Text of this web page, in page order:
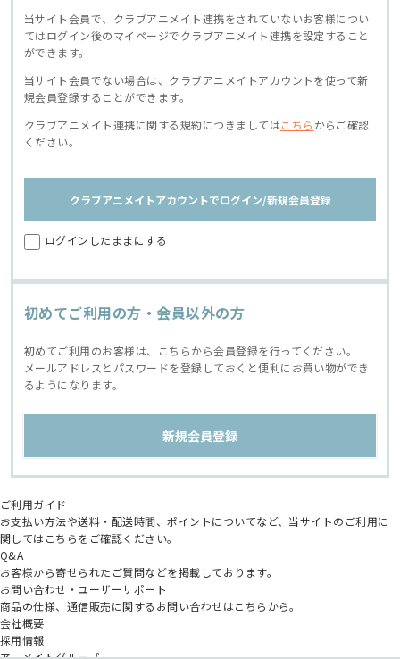
当サイト会員で、クラブアニメイト連携をされていないお客様につい
てはログイン後のマイページでクラブアニメイト連携を設定すること
ができます。
当サイト会員でない場合は、クラブアニメイトアカウントを使って新
規会員登録することができます。
クラブアニメイト連携に関する規約につきましてはこちら からご確認
ください。
クラブアニメイトアカウントでログイン/新規会員登録
ログインしたままにする
初めてご利用の方・会員以外の方
初めてご利用のお客様は、こちらから会員登録を行ってください。
メールアドレスとパスワードを登録しておくと便利にお買い物ができ
るようになります。
ご利用ガイド
お支払い方法や送料・配送時間、ポイントについてなど、当サイトのご利用に
関してはこちらをご確認ください。
Q&A
お客様から寄せられたご質問などを掲載しております。
お問い合わせ・ユーザーサポート
商品の仕様、通信販売に関するお問い合わせはこちらから。
会社概要
採用情報